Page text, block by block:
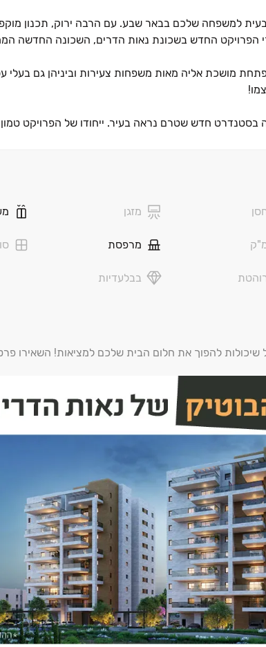
למשפחה שלכם בבאר שבע. עם הרבה ירוק, תכנון
הפרויקט החדש בשכונת נאות הדרים, השכונה החדשה
מושכת אליה מאות משפחות צעירות וביניהן גם בעלי
בסטנדרט חדש שטרם נראה בעיר. ייחודו של הפרויקט
שתוכנן ע"י חברת "טיטו אומן אדריכלים", בדגש על
תרבות ופנאי הכוללים גנים ובתי ספר, מרכז מסחרי, בתי
מרכזי נוסף הוא הגישה הנוחה משכונת 'נאות הדרים' בה
וטיילת יפהפייה.
מזגן
מרפסת
בבלעדיות
שיכולות להפוך את חלום הבית שלכם למציאות! השאירו